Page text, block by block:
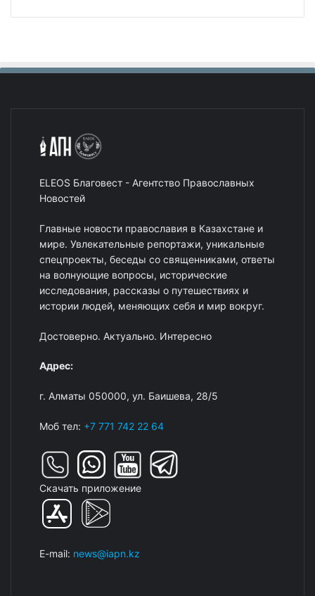
ELEOS Благовест - Агентство Православных
Новостей
Главные новости православия в Казахстане и
мире. Увлекательные репортажи, уникальные
спецпроекты, беседы со священниками, ответы
на волнующие вопросы, исторические
исследования, рассказы о путешествиях и
истории людей, меняющих себя и мир вокруг.
Достоверно. Актуально. Интересно
Адрес:
г. Алматы 050000, ул. Баишева, 28/5
Моб тел: +7 771 742 22 64
Скачать приложение
E-mail: news@iapn.kz